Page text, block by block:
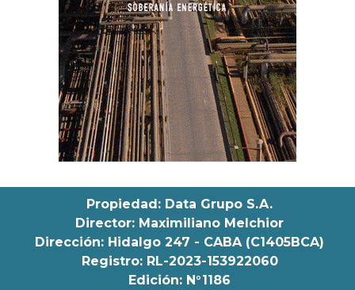
Propiedad: Data Grupo S.A.
Director: Maximiliano Melchior
Dirección: Hidalgo 247 - CABA (C1405BCA)
Registro: RL-2023-153922060
Edición: N°1186